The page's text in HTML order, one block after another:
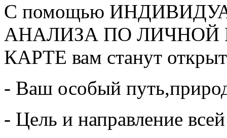
С помощью
АНАЛИЗА ПО
КАРТЕ вам станут
- Ваш особый
- Цель и направление